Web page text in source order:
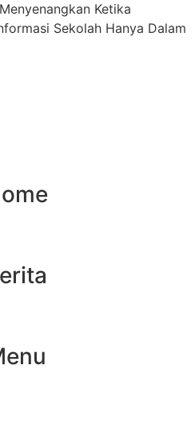
Ketika
Sekolah Hanya Dalam